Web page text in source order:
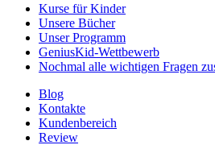
Kurse für Kinder
Unsere Bücher
Unser Programm
GeniusKid-Wettbewerb
Nochmal alle wichtigen Fragen
Blog
Kontakte
Kundenbereich
Review